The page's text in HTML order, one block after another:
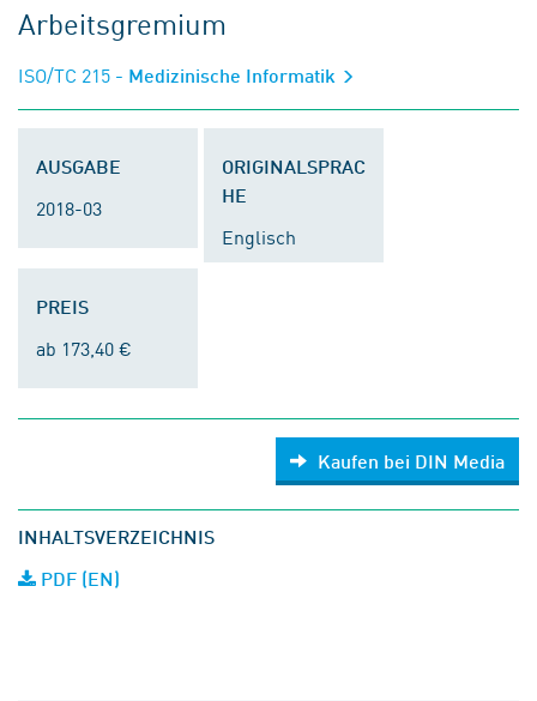
Arbeitsgremium
ISO/TC 215 - Medizinische Informatik
AUSGABE
2018-03
ORIGINALSPRAC
HE
Englisch
PREIS
ab 173,40 €
Kaufen bei DIN Media
INHALTSVERZEICHNIS
PDF (EN)